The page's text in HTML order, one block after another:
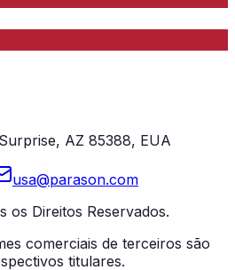
AZ 85388, EUA
usa@parason.com
os Direitos Reservados.
comerciais de terceiros são
titulares.